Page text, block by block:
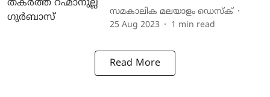
സമകാലിക മലയാളം ഡെസ്ക്
25 Aug 2023
1 min read
Read More